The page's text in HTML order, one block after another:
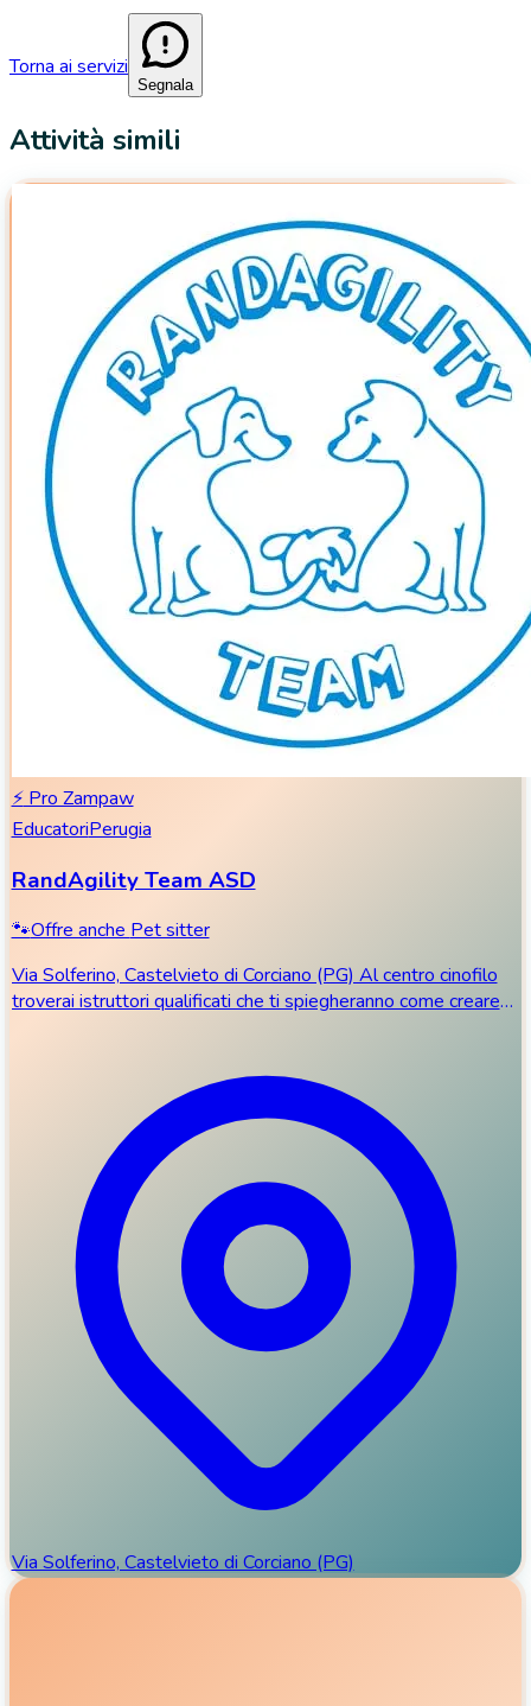
Torna ai servizi
Segnala
Attività simili
⚡Pro Zampaw
EducatoriPerugia
RandAgility Team ASD
🐾Offre anchePet sitter
Via Solferino, Castelvieto di Corciano (PG) Al centro cinofilo
troverai istruttori qualificati che ti spiegheranno come creare
Via Solferino, Castelvieto di Corciano (PG)